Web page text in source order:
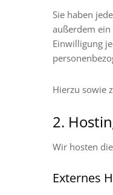
Sie haben
außerdem ein
Einwilligung
Hierzu sowie
2.
Wir hosten
Externes